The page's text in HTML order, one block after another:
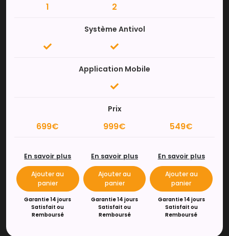
1 2
Système Antivol
Application Mobile
Prix
699€ 999€ 549€
En savoir plus
Ajouter au
panier
Garantie 14 jours
Satisfait ou
Remboursé
En savoir plus
Ajouter au
panier
Garantie 14 jours
Satisfait ou
Remboursé
En savoir plus
Ajouter au
panier
Garantie 14 jours
Satisfait ou
Remboursé